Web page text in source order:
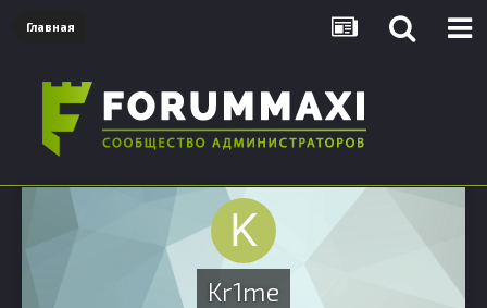
Главная
Kr1me